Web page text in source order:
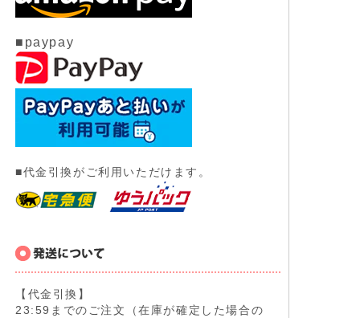
■paypay
■代金引換がご利用いただけます。
【代金引換】
23:59までのご注文（在庫が確定した場合の